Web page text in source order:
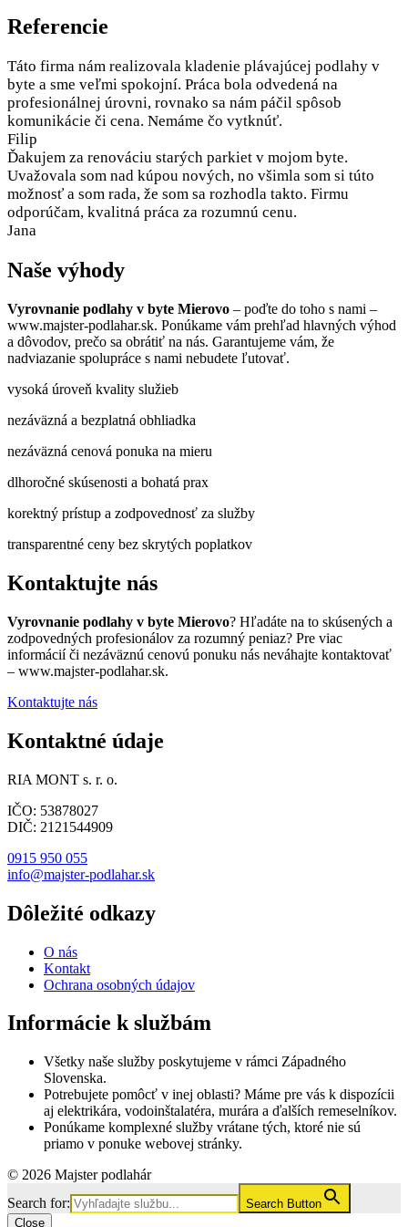
Referencie
Táto firma nám realizovala kladenie plávajúcej podlahy v
byte a sme veľmi spokojní. Práca bola odvedená na
profesionálnej úrovni, rovnako sa nám páčil spôsob
komunikácie či cena. Nemáme čo vytknúť.
Filip
Ďakujem za renováciu starých parkiet v mojom byte.
Uvažovala som nad kúpou nových, no všimla som si túto
možnosť a som rada, že som sa rozhodla takto. Firmu
odporúčam, kvalitná práca za rozumnú cenu.
Jana
Naše výhody
Vyrovnanie podlahy v byte Mierovo – poďte do toho s nami –
www.majster-podlahar.sk. Ponúkame vám prehľad hlavných výhod
a dôvodov, prečo sa obrátiť na nás. Garantujeme vám, že
nadviazanie spolupráce s nami nebudete ľutovať.
vysoká úroveň kvality služieb
nezáväzná a bezplatná obhliadka
nezáväzná cenová ponuka na mieru
dlhoročné skúsenosti a bohatá prax
korektný prístup a zodpovednosť za služby
transparentné ceny bez skrytých poplatkov
Kontaktujte nás
Vyrovnanie podlahy v byte Mierovo? Hľadáte na to skúsených a
zodpovedných profesionálov za rozumný peniaz? Pre viac
informácií či nezáväznú cenovú ponuku nás neváhajte kontaktovať
– www.majster-podlahar.sk.
Kontaktujte nás
Kontaktné údaje
RIA MONT s. r. o.
IČO: 53878027
DIČ: 2121544909
0915 950 055
info@majster-podlahar.sk
Dôležité odkazy
O nás
Kontakt
Ochrana osobných údajov
Informácie k službám
Všetky naše služby poskytujeme v rámci Západného
Slovenska.
Potrebujete pomôcť v inej oblasti? Máme pre vás k dispozícii
aj elektrikára, vodoinštalatéra, murára a ďalších remeselníkov.
Ponúkame komplexné služby vrátane tých, ktoré nie sú
priamo v ponuke webovej stránky.
© 2026 Majster podlahár
Search for:
Search Button
Close